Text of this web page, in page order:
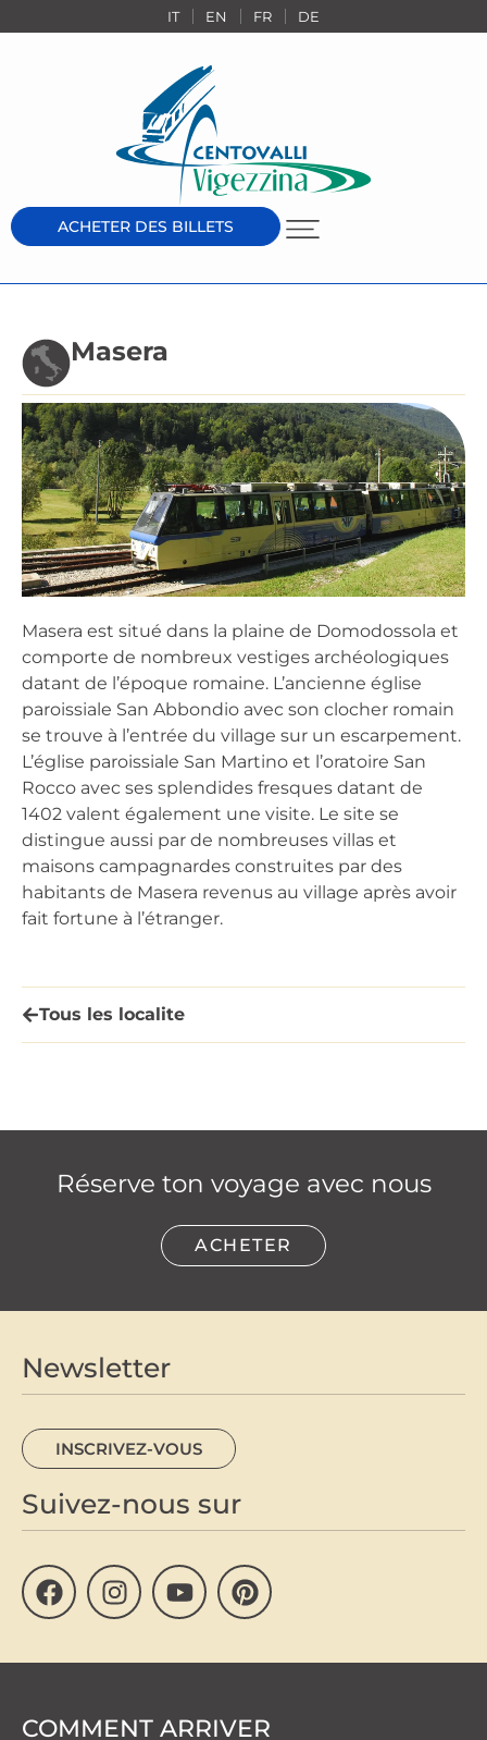
IT EN FR DE
ACHETER DES BILLETS
Masera
Masera est situé dans la plaine de Domodossola et
comporte de nombreux vestiges archéologiques
datant de l’époque romaine. L’ancienne église
paroissiale San Abbondio avec son clocher romain
se trouve à l’entrée du village sur un escarpement.
L’église paroissiale San Martino et l’oratoire San
Rocco avec ses splendides fresques datant de
1402 valent également une visite. Le site se
distingue aussi par de nombreuses villas et
maisons campagnardes construites par des
habitants de Masera revenus au village après avoir
fait fortune à l’étranger.
Tous les localite
Réserve ton voyage avec nous
ACHETER
Newsletter
INSCRIVEZ-VOUS
Suivez-nous sur
COMMENT ARRIVER